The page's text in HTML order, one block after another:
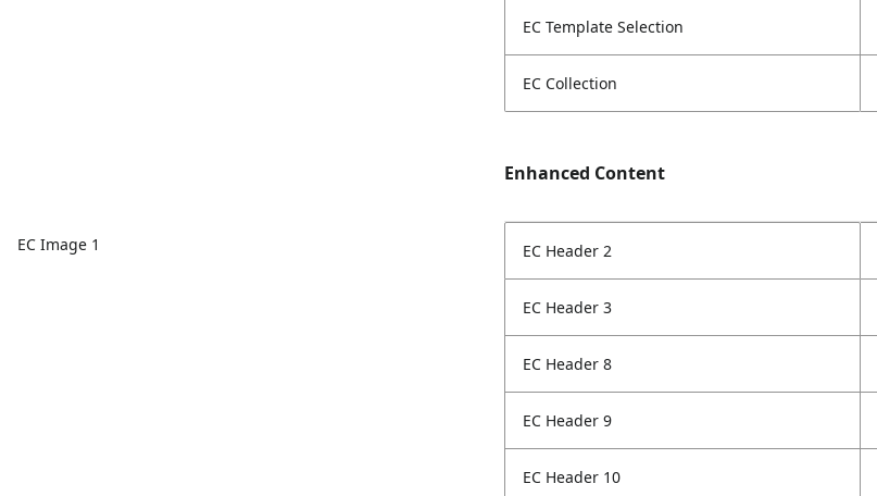
EC Image 1
EC Template Selection
EC Collection
Enhanced Content
EC Header 2
EC Header 3
EC Header 8
EC Header 9
EC Header 10